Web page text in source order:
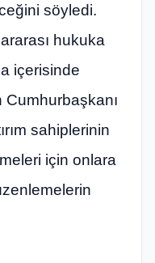
söyledi.
hukuka
içerisinde
Cumhurbaşkanı
sahiplerinin
için onlara